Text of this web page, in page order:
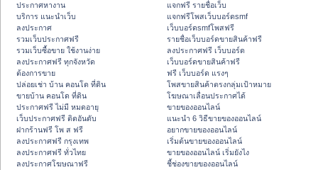
ประกาศหางาน
บริการ แนะนำเว็บ
ลงประกาศ
รวมเว็บประกาศฟรี
รวมเว็บซื้อขาย ใช้งานง่าย
ลงประกาศฟรี ทุกจังหวัด
ต้องการขาย
ปล่อยเช่า บ้าน คอนโด ที่ดิน
ขายบ้าน คอนโด ที่ดิน
ประกาศฟรี ไม่มี หมดอายุ
เว็บประกาศฟรี ติดอันดับ
ฝากร้านฟรี โพ ส ฟรี
ลงประกาศฟรี กรุงเทพ
ลงประกาศฟรี ทั่วไทย
ลงประกาศโฆษณาฟรี
แจกฟรี รายชื่อเว็บ
แจกฟรีโพสเว็บบอร์ดsmf
เว็บบอร์ดsmfโพสฟรี
รายชื่อเว็บบอร์ดขายสินค้าฟรี
ลงประกาศฟรี เว็บบอร์ด
เว็บบอร์ดขายสินค้าฟรี
ฟรี เว็บบอร์ด แรงๆ
โพสขายสินค้าตรงกลุ่มเป้าหมาย
โฆษณาเลื่อนประกาศได้
ขายของออนไลน์
แนะนำ 6 วิธีขายของออนไลน์
อยากขายของออนไลน์
เริ่มต้นขายของออนไลน์
ขายของออนไลน์ เริ่มยังไง
ชี้ช่องขายของออนไลน์